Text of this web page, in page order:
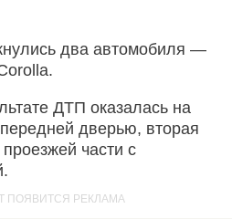
два автомобиля —
ДТП оказалась на
дверью, вторая
части с